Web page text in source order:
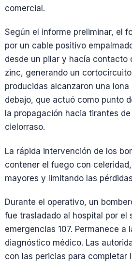
comercial.
Según el informe preliminar, el
por un cable positivo
desde un pilar y hacía contacto
zinc, generando un
producidas alcanzaron una
debajo, que actuó como punto
la propagación hacia tirantes
cielorraso.
La rápida intervención de los
contener el fuego con
mayores y limitando las
Durante el operativo, un
fue trasladado al hospital por el
emergencias 107. Permanece a
diagnóstico médico. Las
con las pericias para completar